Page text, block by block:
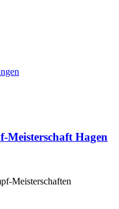
Meisterschaft Hagen
Meisterschaften